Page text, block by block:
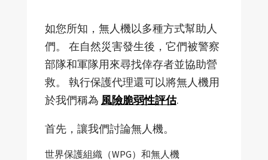
如您所知，無人機以多種方式幫助人
們。 在自然災害發生後，它們被警察
部隊和軍隊用來尋找倖存者並協助營
救。 執行保護代理還可以將無人機用
於我們稱為 風險脆弱性評估.
首先，讓我們討論無人機。
世界保護組織（WPG）和無人機